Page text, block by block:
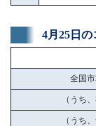
4月25日
全国
（うち
（うち